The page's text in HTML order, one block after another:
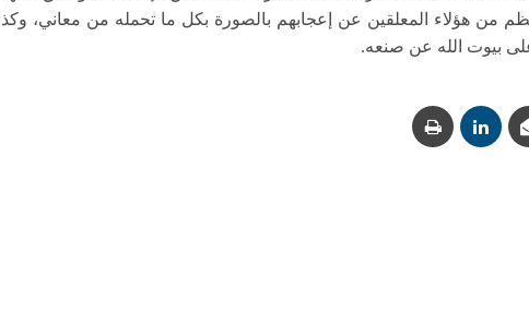
من هؤلاء المعلقين عن إعجابهم بالصورة بكل ما تحمله من معاني،
بيوت الله عن صنعه.